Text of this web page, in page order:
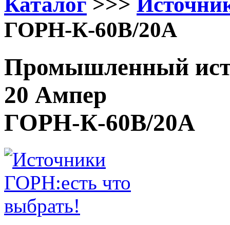
ГОРН-К-60В/20А
Промышленный
20 Ампер
ГОРН-К-60В/20А